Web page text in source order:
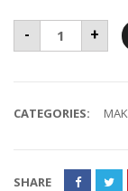
- +
CATEGORIES:
SHARE